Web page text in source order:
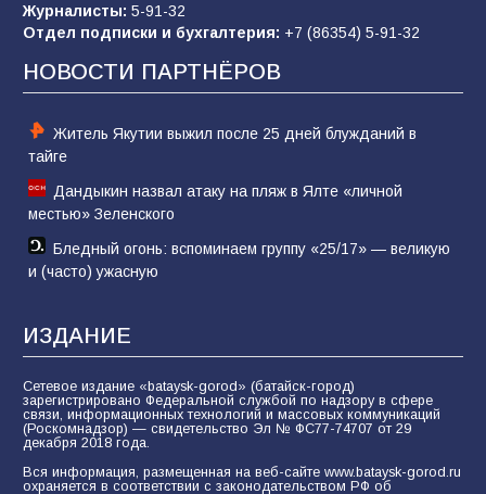
Командовал боем до последнего: герой
60 05.08.2026
Журналисты: 5-91-32
Отдел подписки и бухгалтерия: +7 (86354) 5-91-32
НОВОСТИ ПАРТНЁРОВ
Житель Якутии выжил после 25 дней блужданий в
тайге
Дандыкин назвал атаку на пляж в Ялте «личной
местью» Зеленского
Бледный огонь: вспоминаем группу «25/17» — великую
и (часто) ужасную
ИЗДАНИЕ
Сетевое издание «bataysk-gorod» (батайск-город)
зарегистрировано Федеральной службой по надзору в сфере
связи, информационных технологий и массовых коммуникаций
(Роскомнадзор) — свидетельство Эл № ФС77-74707 от 29
декабря 2018 года.
Вся информация, размещенная на веб-сайте www.bataysk-gorod.ru
охраняется в соответствии с законодательством РФ об